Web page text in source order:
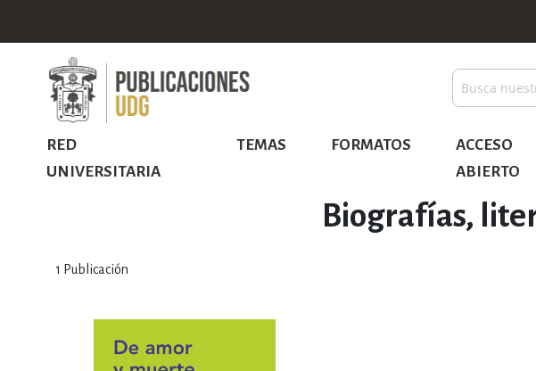
Buscar
RED
UNIVERSITARIA
TEMAS FORMATOS
ACCESO
ABIERTO
Biografías,
1 Publicación